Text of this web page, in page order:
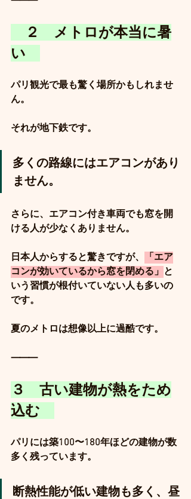
２　メトロが本当に暑
い
パリ観光で最も驚く場所かもしれませ
ん。
それが地下鉄です。
多くの路線にはエアコンがあり
ません。
さらに、エアコン付き車両でも窓を開
ける人が少なくありません。
日本人からすると驚きですが、
「エア
コンが効いているから窓を閉める」 と
いう習慣が根付いていない人も多いの
です。
夏のメトロは想像以上に過酷です。
⸻
３　古い建物が熱をため
込む
パリには築100〜180年ほどの建物が数
多く残っています。
断熱性能が低い建物も多く、昼